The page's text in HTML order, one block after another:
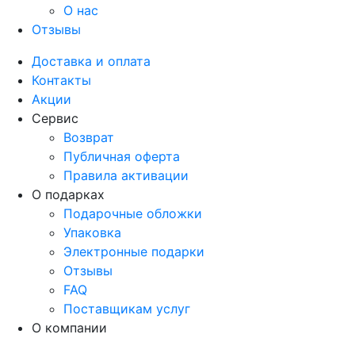
О нас
Отзывы
Доставка и оплата
Контакты
Акции
Сервис
Возврат
Публичная оферта
Правила активации
О подарках
Подарочные обложки
Упаковка
Электронные подарки
Отзывы
FAQ
Поставщикам услуг
О компании